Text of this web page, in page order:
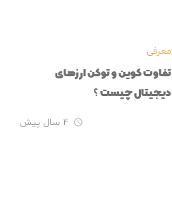
معرفی
تفاوت کوین و توکن ارزهای
دیجیتال چیست ؟
۴ سال پیش 